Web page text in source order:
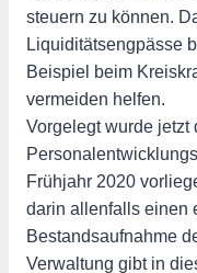
steuern zu können.
Liquiditätsengpässe
Beispiel beim
vermeiden helfen.
Vorgelegt wurde jetzt
Frühjahr 2020
darin allenfalls einen
Bestandsaufnahme
Verwaltung gibt in